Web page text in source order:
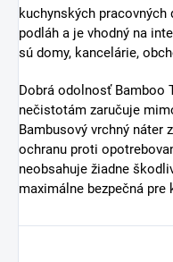
kuchynských
podláh a je vhodný na
sú domy, kancelárie,
Dobrá odolnosť Bamboo
nečistotám zaručuje
Bambusový vrchný náter
ochranu proti
neobsahuje žiadne
maximálne bezpečná